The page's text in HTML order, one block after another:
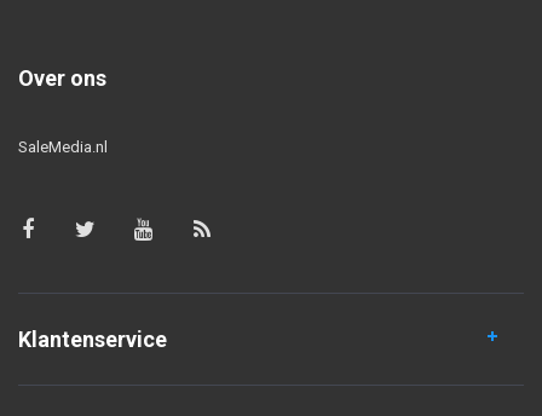
Over ons
SaleMedia.nl
Klantenservice